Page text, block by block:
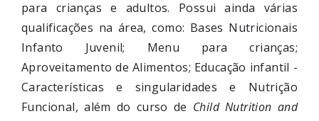
para crianças e adultos. Possui ainda várias
qualificações na área, como: Bases Nutricionais
Infanto Juvenil; Menu para crianças;
Aproveitamento de Alimentos; Educação infantil -
Características e singularidades e Nutrição
Funcional, além do curso de Child Nutrition and